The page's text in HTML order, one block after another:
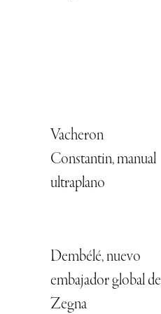
Vacheron
Constantin, manual
ultraplano
Dembélé, nuevo
embajador global de
Zegna